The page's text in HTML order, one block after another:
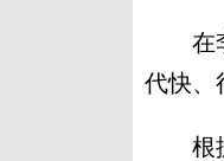
在李
代快、
根据